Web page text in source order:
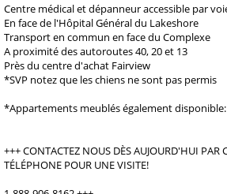
Centre médical et dépanneur accessible par
En face de l'Hôpital Général du Lakeshore
Transport en commun en face du Complexe
A proximité des autoroutes 40, 20 et 13
Près du centre d'achat Fairview
*SVP notez que les chiens ne sont pas permis
*Appartements meublés également
+++ CONTACTEZ NOUS DÈS AUJOURD'HUI PAR
TÉLÉPHONE POUR UNE VISITE!